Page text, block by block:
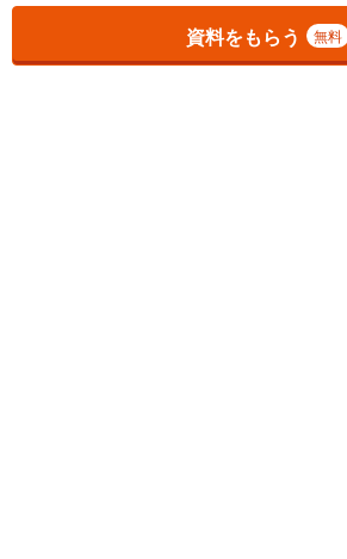
資料をもらう 無料